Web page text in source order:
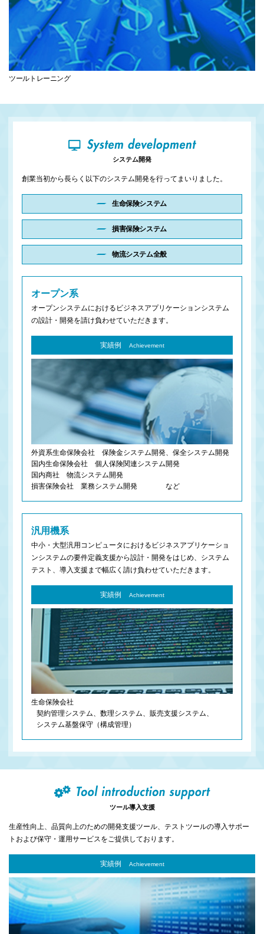
ツールトレーニング
システム開発
創業当初から長らく以下のシステム開発を行ってまいりました。
生命保険システム
損害保険システム
物流システム全般
オープン系
オープンシステムにおけるビジネスアプリケーションシステム
の設計・開発を請け負わせていただきます。
実績例 Achievement
外資系生命保険会社 保険金システム開発、保全システム開発
国内生命保険会社 個人保険関連システム開発
国内商社 物流システム開発
損害保険会社 業務システム開発 など
汎用機系
中小・大型汎用コンピュータにおけるビジネスアプリケーショ
ンシステムの要件定義支援から設計・開発をはじめ、システム
テスト、導入支援まで幅広く請け負わせていただきます。
実績例 Achievement
生命保険会社
契約管理システム、数理システム、販売支援システム、
システム基盤保守（構成管理）
ツール導入支援
生産性向上、品質向上のための開発支援ツール、テストツールの導入サポー
トおよび保守・運用サービスをご提供しております。
実績例 Achievement